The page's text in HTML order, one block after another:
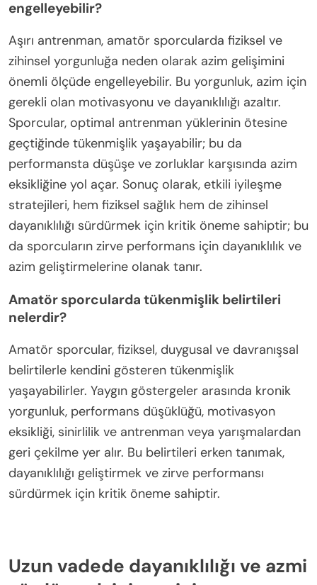
unsurları göz ardı eder. Ayrıca, yeterli dinlenme ve
iyileşmeye öncelik vermemek, tükenmişliğe yol
açabilir. Son olarak, aşırı iddialı hedefler belirlemek,
hayal kırıklığına ve motivasyon kaybına neden
olabilir.
Aşırı antrenman, azim gelişimini nasıl
engelleyebilir?
Aşırı antrenman, amatör sporcularda fiziksel ve
zihinsel yorgunluğa neden olarak azim gelişimini
önemli ölçüde engelleyebilir. Bu yorgunluk, azim için
gerekli olan motivasyonu ve dayanıklılığı azaltır.
Sporcular, optimal antrenman yüklerinin ötesine
performansta düşüşe ve zorluklar karşısında azim
eksikliğine yol açar. Sonuç olarak, etkili iyileşme
stratejileri, hem fiziksel sağlık hem de zihinsel
dayanıklılığı sürdürmek için kritik öneme sahiptir; bu
da sporcuların zirve performans için dayanıklılık ve
azim geliştirmelerine olanak tanır.
Amatör sporcularda tükenmişlik belirtileri
nelerdir?
Amatör sporcular, fiziksel, duygusal ve davranışsal
yorgunluk, performans düşüklüğü, motivasyon
eksikliği, sinirlilik ve antrenman veya yarışmalardan